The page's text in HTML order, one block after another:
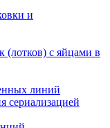
и
(лотков) с яйцами в
линий
сериализацией